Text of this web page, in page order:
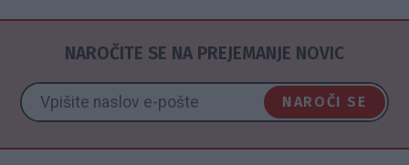
NAROČITE SE NA PREJEMANJE NOVIC
NAROČI SE